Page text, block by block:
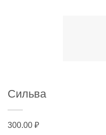
Сильва
300.00 ₽